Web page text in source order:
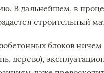
В дальнейшем, в
строительный
блоков
дерево),